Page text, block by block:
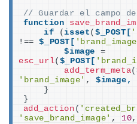
// Guardar el campo de
function
if
(isset ($_POST[
!== $_POST[
$image
esc_url( $_POST[
add_term_meta(
'brand_image' , $image,
}
}
add_action (
'save_brand_image' , 10,